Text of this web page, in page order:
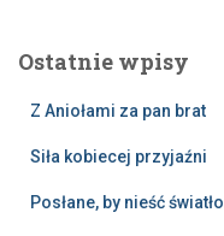
Ostatnie wpisy
Z Aniołami za pan brat
Siła kobiecej przyjaźni
Posłane, by nieść światło